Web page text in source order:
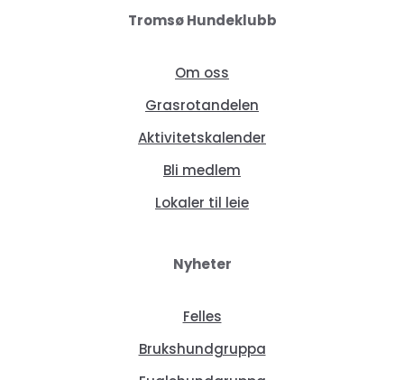
Tromsø Hundeklubb
Om oss
Grasrotandelen
Aktivitetskalender
Bli medlem
Lokaler til leie
Nyheter
Felles
Brukshundgruppa